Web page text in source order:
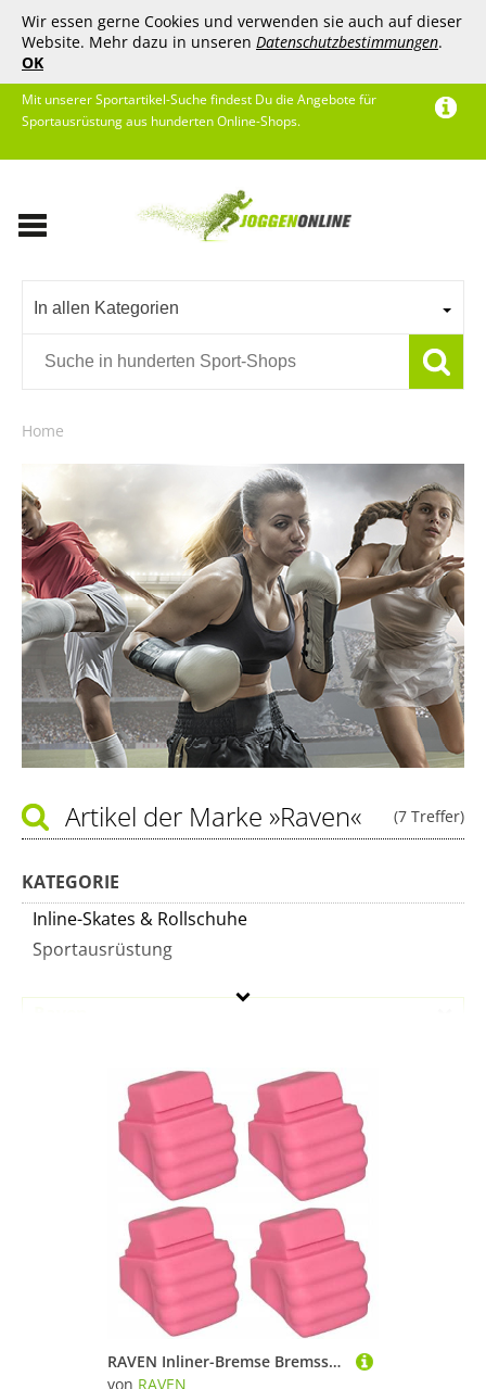
Wir essen gerne Cookies und verwenden sie auch auf dieser
Website. Mehr dazu in unseren Datenschutzbestimmungen.
OK
Mit unserer Sportartikel-Suche findest Du die Angebote für
Sportausrüstung aus hunderten Online-Shops.
In allen Kategorien
Home
(7 Treffer)
Artikel der Marke »Raven«
KATEGORIE
Inline-Skates & Rollschuhe
Sportausrüstung
RAVEN Inliner-Bremse Bremsstopper Bremsklotz aus Plastik für Inlineskates Princess/Laguna/Starlet/Stella Größe 30-33,34-37,38-41 (Pink)
von RAVEN